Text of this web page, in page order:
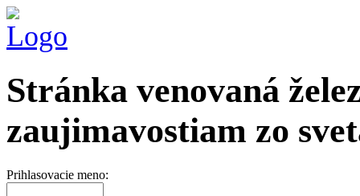
Stránka venovaná
zaujimavostiam zo
Prihlasovacie meno: